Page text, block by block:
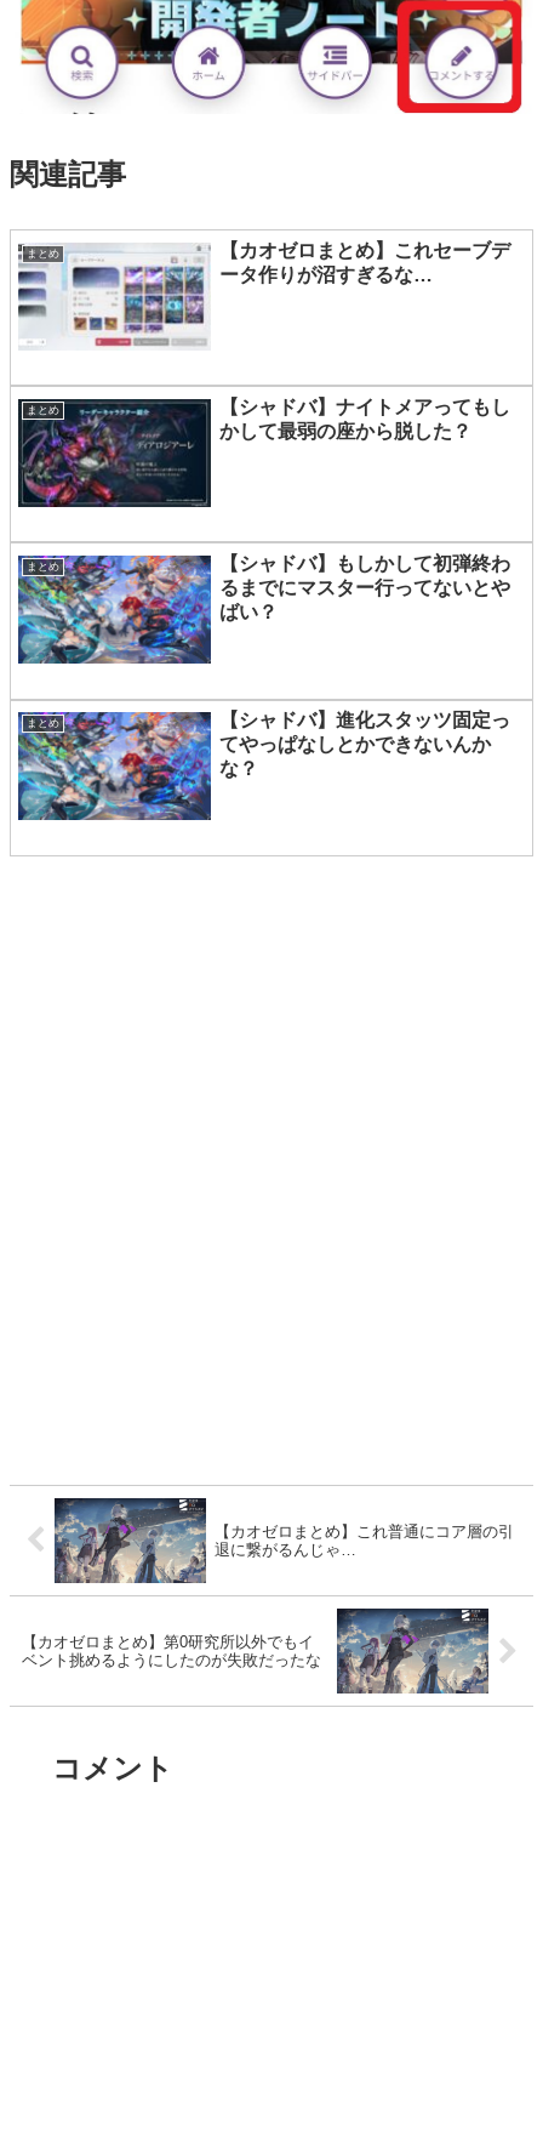
関連記事
まとめ
【カオゼロまとめ】これセーブデ
ータ作りが沼すぎるな…
まとめ
【シャドバ】ナイトメアってもし
かして最弱の座から脱した？
まとめ
【シャドバ】もしかして初弾終わ
るまでにマスター行ってないとや
ばい？
まとめ
【シャドバ】進化スタッツ固定っ
てやっぱなしとかできないんか
な？
【カオゼロまとめ】これ普通にコア層の引
退に繋がるんじゃ…
【カオゼロまとめ】第0研究所以外でもイ
ベント挑めるようにしたのが失敗だったな
コメント